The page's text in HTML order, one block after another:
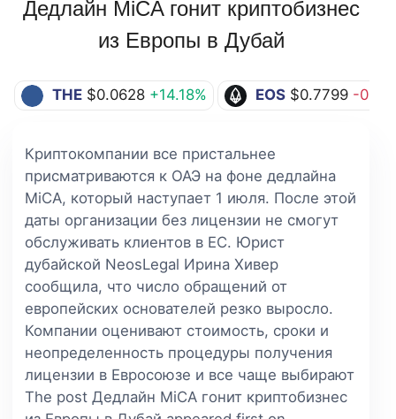
Дедлайн MiCA гонит криптобизнес
из Европы в Дубай
THE $0.0628 +14.18% EOS $0.7799 -
Криптокомпании все пристальнее
присматриваются к ОАЭ на фоне дедлайна
MiCA, который наступает 1 июля. После этой
даты организации без лицензии не смогут
обслуживать клиентов в ЕС. Юрист
дубайской NeosLegal Ирина Хивер
сообщила, что число обращений от
европейских основателей резко выросло.
Компании оценивают стоимость, сроки и
неопределенность процедуры получения
лицензии в Евросоюзе и все чаще выбирают
The post Дедлайн MiCA гонит криптобизнес